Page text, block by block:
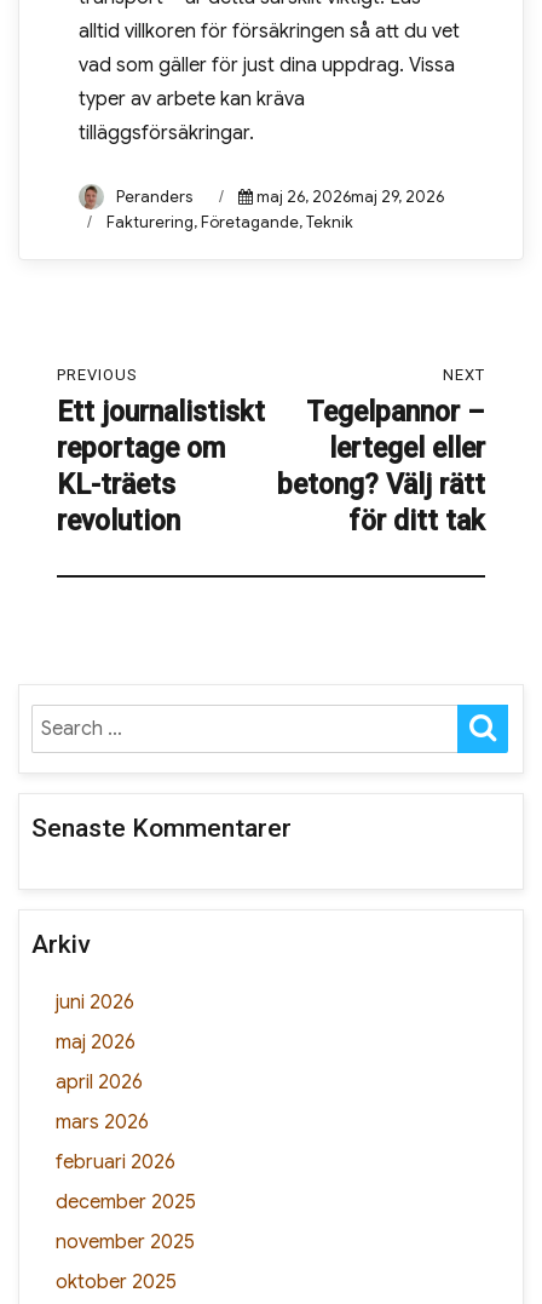
alltid villkoren för försäkringen så att du vet
vad som gäller för just dina uppdrag. Vissa
typer av arbete kan kräva
tilläggsförsäkringar.
Author
Peranders
Posted
on
maj 26, 2026maj 29, 2026
Categories
Fakturering,Företagande,Teknik
PREVIOUS
Previous
post:
Ett journalistiskt
reportage om
KL-träets
revolution
NEXT
NextTegelpannor –
lertegel eller
betong? Välj rätt
för ditt tak
Search
for:
Senaste Kommentarer
Arkiv
juni 2026
maj 2026
april 2026
mars 2026
februari 2026
december 2025
november 2025
oktober 2025